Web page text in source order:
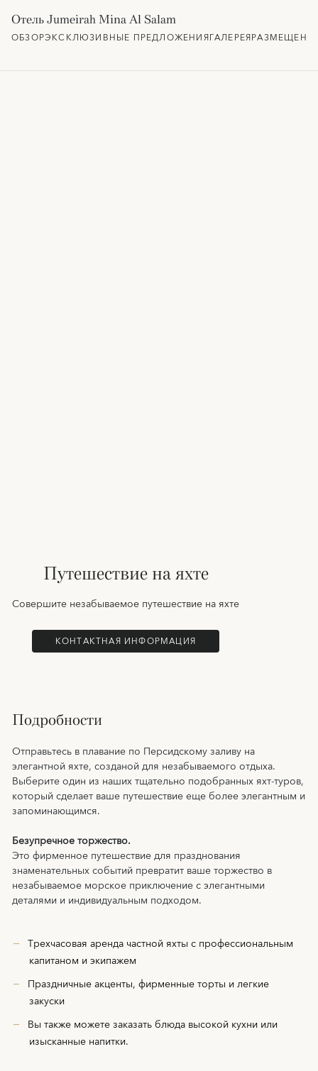
Отель Jumeirah Mina Al Salam
ОБЗОРЭКСКЛЮЗИВНЫЕ ПРЕДЛОЖЕНИЯГАЛЕРЕЯ
Путешествие на яхте
Совершите незабываемое путешествие на яхте
КОНТАКТНАЯ ИНФОРМАЦИЯ
Подробности
Отправьтесь в плавание по Персидскому заливу на
элегантной яхте, созданой для незабываемого отдыха.
Выберите один из наших тщательно подобранных яхт-туров,
который сделает ваше путешествие еще более элегантным и
запоминающимся.
Безупречное торжество.
Это фирменное путешествие для празднования
знаменательных событий превратит ваше торжество в
незабываемое морское приключение с элегантными
деталями и индивидуальным подходом.
Трехчасовая аренда частной яхты с профессиональным
капитаном и экипажем
Праздничные акценты, фирменные торты и легкие
закуски
Вы также можете заказать блюда высокой кухни или
изысканные напитки.